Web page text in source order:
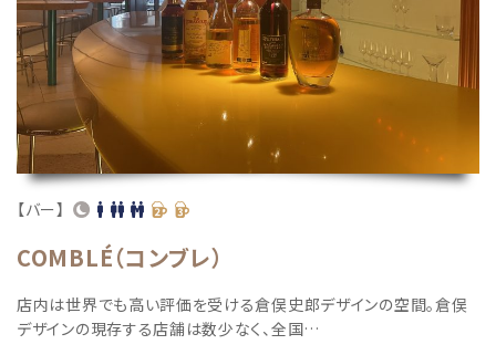
【バー】
COMBLÉ（コンブレ）
店内は世界でも高い評価を受ける倉俣史郎デザインの空間。倉俣
デザインの現存する店舗は数少なく、全国…